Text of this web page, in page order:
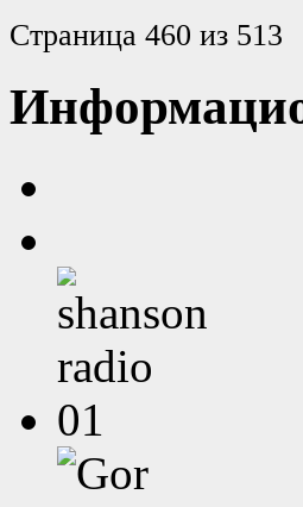
Страница 460 из 513